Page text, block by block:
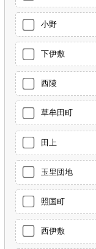
小野
下伊敷
西陵
草牟田町
田上
玉里団地
照国町
西伊敷